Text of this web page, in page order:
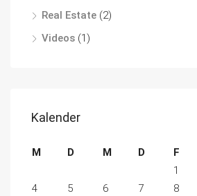
Real Estate (2)
Videos (1)
Kalender
M D M D F
1
4
5 6 7 8